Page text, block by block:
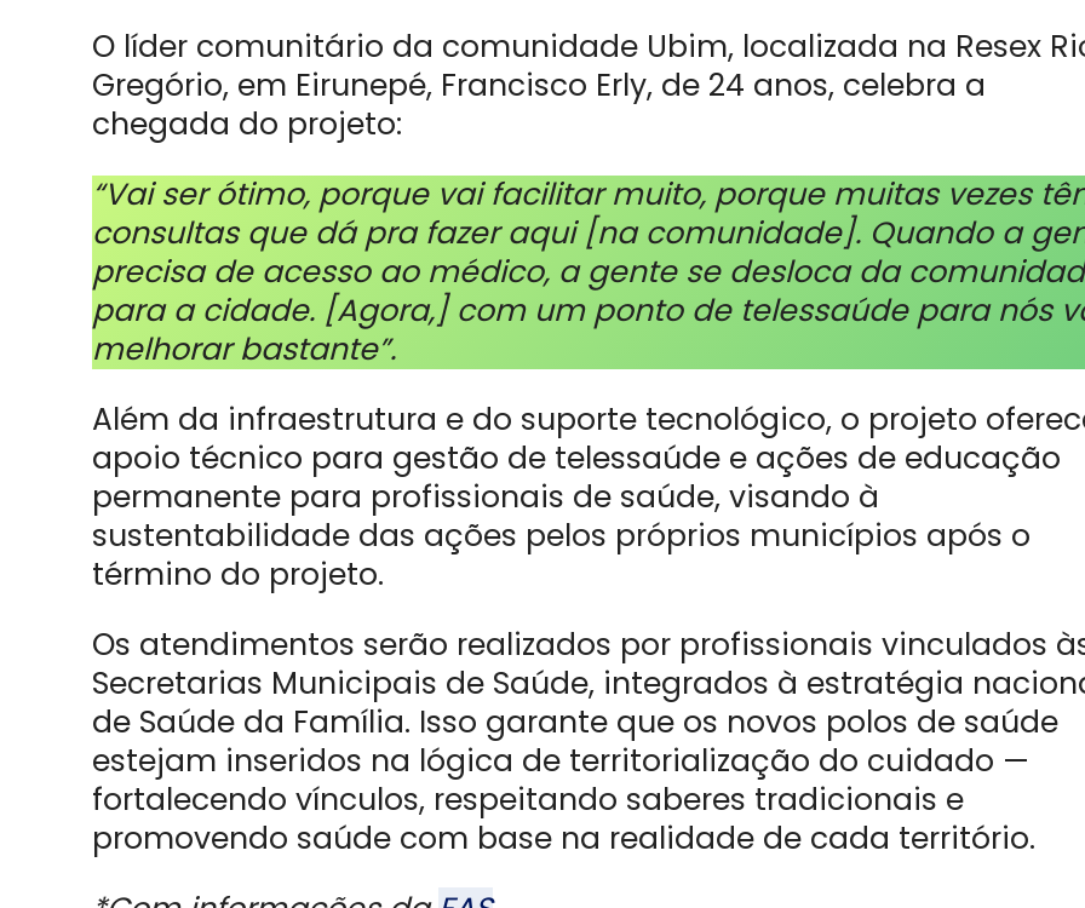
O líder comunitário da comunidade Ubim, localizada na Resex
Gregório, em Eirunepé, Francisco Erly, de 24 anos, celebra a
chegada do projeto:
“Vai ser ótimo, porque vai facilitar muito, porque muitas vezes
consultas que dá pra fazer aqui [na comunidade]. Quando a
precisa de acesso ao médico, a gente se desloca da
para a cidade. [Agora,] com um ponto de telessaúde para nós
melhorar bastante”.
Além da infraestrutura e do suporte tecnológico, o projeto
apoio técnico para gestão de telessaúde e ações de educação
permanente para profissionais de saúde, visando à
sustentabilidade das ações pelos próprios municípios após o
término do projeto.
Os atendimentos serão realizados por profissionais vinculados
Secretarias Municipais de Saúde, integrados à estratégia
de Saúde da Família. Isso garante que os novos polos de saúde
estejam inseridos na lógica de territorialização do cuidado —
fortalecendo vínculos, respeitando saberes tradicionais e
promovendo saúde com base na realidade de cada território.